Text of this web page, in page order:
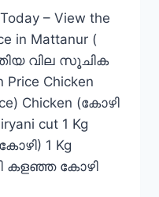
– View the
in Mattanur (
വില സൂചിക
Price Chicken
Chicken (കോഴി
cut 1 Kg
1 Kg
കളഞ്ഞ കോഴി